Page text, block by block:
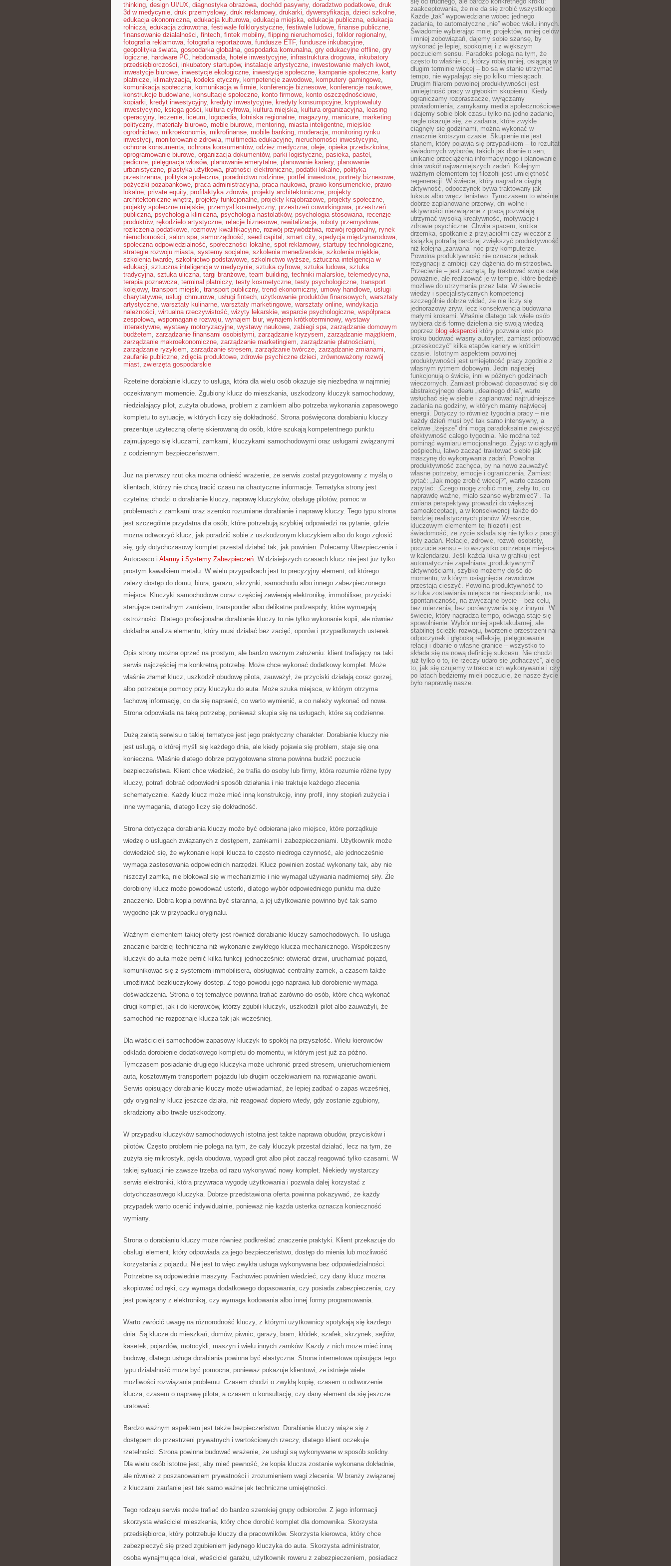
thinking, design UI/UX, diagnostyka obrazowa, dochód pasywny, doradztwo podatkowe, druk
3d w medycynie, druk przemysłowy, druk reklamowy, drukarki, dywersyfikacja, dzieci szkolne,
edukacja ekonomiczna, edukacja kulturowa, edukacja miejska, edukacja publiczna, edukacja
rolnicza, edukacja zdrowotna, festiwale folklorystyczne, festiwale ludowe, finanse publiczne,
finansowanie działalności, fintech, fintek mobilny, flipping nieruchomości, folklor regionalny,
fotografia reklamowa, fotografia reportażowa, fundusze ETF, fundusze inkubacyjne,
geopolityka świata, gospodarka globalna, gospodarka komunalna, gry edukacyjne offline, gry
logiczne, hardware PC, hebdomada, hotele inwestycyjne, infrastruktura drogowa, inkubatory
przedsiębiorczości, inkubatory startupów, instalacje artystyczne, inwestowanie małych kwot,
inwestycje biurowe, inwestycje ekologiczne, inwestycje społeczne, kampanie społeczne, karty
płatnicze, klimatyzacja, kodeks etyczny, kompetencje zawodowe, komputery gamingowe,
komunikacja społeczna, komunikacja w firmie, konferencje biznesowe, konferencje naukowe,
konstrukcje budowlane, konsultacje społeczne, konto firmowe, konto oszczędnościowe,
kopiarki, kredyt inwestycyjny, kredyty inwestycyjne, kredyty konsumpcyjne, kryptowaluty
inwestycyjne, księga gości, kultura cyfrowa, kultura miejska, kultura organizacyjna, leasing
operacyjny, leczenie, liceum, logopedia, lotniska regionalne, magazyny, manicure, marketing
polityczny, materiały biurowe, meble biurowe, mentoring, miasta inteligentne, miejskie
ogrodnictwo, mikroekonomia, mikrofinanse, mobile banking, moderacja, monitoring rynku
inwestycji, monitorowanie zdrowia, multimedia edukacyjne, nieruchomości inwestycyjne,
ochrona konsumenta, ochrona konsumentów, odzież medyczna, oleje, opieka przedszkolna,
oprogramowanie biurowe, organizacja dokumentów, parki logistyczne, pasieka, pastel ,
pedicure, pielęgnacja włosów, planowanie emerytalne, planowanie kariery, planowanie
urbanistyczne, plastyka użytkowa, płatności elektroniczne, podatki lokalne, polityka
przestrzenna, polityka społeczna, poradnictwo rodzinne, portfel inwestora, portrety biznesowe,
pożyczki pozabankowe, praca administracyjna, praca naukowa, prawo konsumenckie, prawo
lokalne, private equity, profilaktyka zdrowia, projekty architektoniczne, projekty
architektoniczne wnętrz, projekty funkcjonalne, projekty krajobrazowe, projekty społeczne,
projekty społeczne miejskie, przemysł kosmetyczny, przestrzeń coworkingowa, przestrzeń
publiczna, psychologia kliniczna, psychologia nastolatków, psychologia stosowana, recenzje
produktów, rękodzieło artystyczne, relacje biznesowe, rewitalizacja, roboty przemysłowe,
rozliczenia podatkowe, rozmowy kwalifikacyjne, rozwój przywództwa, rozwój regionalny, rynek
nieruchomości, salon spa, samorządność, seed capital , smart city, spedycja międzynarodowa,
społeczna odpowiedzialność, społeczności lokalne, spot reklamowy, startupy technologiczne,
strategie rozwoju miasta, systemy socjalne, szkolenia menedżerskie, szkolenia miękkie,
szkolenia twarde, szkolnictwo podstawowe, szkolnictwo wyższe, sztuczna inteligencja w
edukacji, sztuczna inteligencja w medycynie, sztuka cyfrowa, sztuka ludowa, sztuka
tradycyjna, sztuka uliczna, targi branżowe, team building, techniki malarskie, telemedycyna,
terapia poznawcza, terminal płatniczy, testy kosmetyczne, testy psychologiczne, transport
kolejowy, transport miejski, transport publiczny, trend ekonomiczny, umowy handlowe, usługi
charytatywne, usługi chmurowe, usługi fintech, użytkowanie produktów finansowych, warsztaty
artystyczne, warsztaty kulinarne, warsztaty marketingowe, warsztaty online, windykacja
należności, wirtualna rzeczywistość, wizyty lekarskie, wsparcie psychologiczne, współpraca
zespołowa, wspomaganie rozwoju, wynajem biur, wynajem krótkoterminowy, wystawy
interaktywne, wystawy motoryzacyjne, wystawy naukowe, zabiegi spa, zarządzanie domowym
budżetem, zarządzanie finansami osobistymi, zarządzanie kryzysem, zarządzanie majątkiem,
zarządzanie makroekonomiczne, zarządzanie marketingiem, zarządzanie płatnościami,
zarządzanie ryzykiem, zarządzanie stresem, zarządzanie twórcze, zarządzanie zmianami,
zaufanie publiczne, zdjęcia produktowe, zdrowie psychiczne dzieci, zrównoważony rozwój
miast, zwierzęta gospodarskie
Rzetelne dorabianie kluczy to usługa, która dla wielu osób okazuje się niezbędna w najmniej
oczekiwanym momencie. Zgubiony klucz do mieszkania, uszkodzony kluczyk samochodowy,
niedziałający pilot, zużyta obudowa, problem z zamkiem albo potrzeba wykonania zapasowego
kompletu to sytuacje, w których liczy się dokładność. Strona poświęcona dorabianiu kluczy
prezentuje użyteczną ofertę skierowaną do osób, które szukają kompetentnego punktu
zajmującego się kluczami, zamkami, kluczykami samochodowymi oraz usługami związanymi
z codziennym bezpieczeństwem.
Już na pierwszy rzut oka można odnieść wrażenie, że serwis został przygotowany z myślą o
klientach, którzy nie chcą tracić czasu na chaotyczne informacje. Tematyka strony jest
czytelna: chodzi o dorabianie kluczy, naprawę kluczyków, obsługę pilotów, pomoc w
problemach z zamkami oraz szeroko rozumiane dorabianie i naprawę kluczy. Tego typu strona
jest szczególnie przydatna dla osób, które potrzebują szybkiej odpowiedzi na pytanie, gdzie
można odtworzyć klucz, jak poradzić sobie z uszkodzonym kluczykiem albo do kogo zgłosić
się, gdy dotychczasowy komplet przestał działać tak, jak powinien. Polecamy Ubezpieczenia i
Autocasco i Alarmy i Systemy Zabezpieczeń. W dzisiejszych czasach klucz nie jest już tylko
prostym kawałkiem metalu. W wielu przypadkach jest to precyzyjny element, od którego
zależy dostęp do domu, biura, garażu, skrzynki, samochodu albo innego zabezpieczonego
miejsca. Kluczyki samochodowe coraz częściej zawierają elektronikę, immobiliser, przyciski
sterujące centralnym zamkiem, transponder albo delikatne podzespoły, które wymagają
ostrożności. Dlatego profesjonalne dorabianie kluczy to nie tylko wykonanie kopii, ale również
dokładna analiza elementu, który musi działać bez zacięć, oporów i przypadkowych usterek.
Opis strony można oprzeć na prostym, ale bardzo ważnym założeniu: klient trafiający na taki
serwis najczęściej ma konkretną potrzebę. Może chce wykonać dodatkowy komplet. Może
właśnie złamał klucz, uszkodził obudowę pilota, zauważył, że przyciski działają coraz gorzej,
albo potrzebuje pomocy przy kluczyku do auta. Może szuka miejsca, w którym otrzyma
fachową informację, co da się naprawić, co warto wymienić, a co należy wykonać od nowa.
Strona odpowiada na taką potrzebę, ponieważ skupia się na usługach, które są codzienne.
Dużą zaletą serwisu o takiej tematyce jest jego praktyczny charakter. Dorabianie kluczy nie
jest usługą, o której myśli się każdego dnia, ale kiedy pojawia się problem, staje się ona
konieczna. Właśnie dlatego dobrze przygotowana strona powinna budzić poczucie
bezpieczeństwa. Klient chce wiedzieć, że trafia do osoby lub firmy, która rozumie różne typy
kluczy, potrafi dobrać odpowiedni sposób działania i nie traktuje każdego zlecenia
schematycznie. Każdy klucz może mieć inną konstrukcję, inny profil, inny stopień zużycia i
inne wymagania, dlatego liczy się dokładność.
Strona dotycząca dorabiania kluczy może być odbierana jako miejsce, które porządkuje
wiedzę o usługach związanych z dostępem, zamkami i zabezpieczeniami. Użytkownik może
dowiedzieć się, że wykonanie kopii klucza to często niedroga czynność, ale jednocześnie
wymaga zastosowania odpowiednich narzędzi. Klucz powinien zostać wykonany tak, aby nie
niszczył zamka, nie blokował się w mechanizmie i nie wymagał używania nadmiernej siły. Źle
dorobiony klucz może powodować usterki, dlatego wybór odpowiedniego punktu ma duże
znaczenie. Dobra kopia powinna być staranna, a jej użytkowanie powinno być tak samo
wygodne jak w przypadku oryginału.
Ważnym elementem takiej oferty jest również dorabianie kluczy samochodowych. To usługa
znacznie bardziej techniczna niż wykonanie zwykłego klucza mechanicznego. Współczesny
kluczyk do auta może pełnić kilka funkcji jednocześnie: otwierać drzwi, uruchamiać pojazd,
komunikować się z systemem immobilisera, obsługiwać centralny zamek, a czasem także
umożliwiać bezkluczykowy dostęp. Z tego powodu jego naprawa lub dorobienie wymaga
doświadczenia. Strona o tej tematyce powinna trafiać zarówno do osób, które chcą wykonać
drugi komplet, jak i do kierowców, którzy zgubili kluczyk, uszkodzili pilot albo zauważyli, że
samochód nie rozpoznaje klucza tak jak wcześniej.
Dla właścicieli samochodów zapasowy kluczyk to spokój na przyszłość. Wielu kierowców
odkłada dorobienie dodatkowego kompletu do momentu, w którym jest już za późno.
Tymczasem posiadanie drugiego kluczyka może uchronić przed stresem, unieruchomieniem
auta, kosztownym transportem pojazdu lub długim oczekiwaniem na rozwiązanie awarii.
Serwis opisujący dorabianie kluczy może uświadamiać, że lepiej zadbać o zapas wcześniej,
gdy oryginalny klucz jeszcze działa, niż reagować dopiero wtedy, gdy zostanie zgubiony,
skradziony albo trwale uszkodzony.
W przypadku kluczyków samochodowych istotna jest także naprawa obudów, przycisków i
pilotów. Często problem nie polega na tym, że cały kluczyk przestał działać, lecz na tym, że
zużyła się mikrostyk, pękła obudowa, wypadł grot albo pilot zaczął reagować tylko czasami. W
takiej sytuacji nie zawsze trzeba od razu wykonywać nowy komplet. Niekiedy wystarczy
serwis elektroniki, która przywraca wygodę użytkowania i pozwala dalej korzystać z
dotychczasowego kluczyka. Dobrze przedstawiona oferta powinna pokazywać, że każdy
przypadek warto ocenić indywidualnie, ponieważ nie każda usterka oznacza konieczność
wymiany.
Strona o dorabianiu kluczy może również podkreślać znaczenie praktyki. Klient przekazuje do
obsługi element, który odpowiada za jego bezpieczeństwo, dostęp do mienia lub możliwość
korzystania z pojazdu. Nie jest to więc zwykła usługa wykonywana bez odpowiedzialności.
Potrzebne są odpowiednie maszyny. Fachowiec powinien wiedzieć, czy dany klucz można
skopiować od ręki, czy wymaga dodatkowego dopasowania, czy posiada zabezpieczenia, czy
jest powiązany z elektroniką, czy wymaga kodowania albo innej formy programowania.
Warto zwrócić uwagę na różnorodność kluczy, z którymi użytkownicy spotykają się każdego
dnia. Są klucze do mieszkań, domów, piwnic, garaży, bram, kłódek, szafek, skrzynek, sejfów,
kasetek, pojazdów, motocykli, maszyn i wielu innych zamków. Każdy z nich może mieć inną
budowę, dlatego usługa dorabiania powinna być elastyczna. Strona internetowa opisująca tego
typu działalność może być pomocna, ponieważ pokazuje klientowi, że istnieje wiele
możliwości rozwiązania problemu. Czasem chodzi o zwykłą kopię, czasem o odtworzenie
klucza, czasem o naprawę pilota, a czasem o konsultację, czy dany element da się jeszcze
uratować.
Bardzo ważnym aspektem jest także bezpieczeństwo. Dorabianie kluczy wiąże się z
dostępem do przestrzeni prywatnych i wartościowych rzeczy, dlatego klient oczekuje
rzetelności. Strona powinna budować wrażenie, że usługi są wykonywane w sposób solidny.
Dla wielu osób istotne jest, aby mieć pewność, że kopia klucza zostanie wykonana dokładnie,
ale również z poszanowaniem prywatności i zrozumieniem wagi zlecenia. W branży związanej
z kluczami zaufanie jest tak samo ważne jak techniczne umiejętności.
Tego rodzaju serwis może trafiać do bardzo szerokiej grupy odbiorców. Z jego informacji
skorzysta właściciel mieszkania, który chce dorobić komplet dla domownika. Skorzysta
przedsiębiorca, który potrzebuje kluczy dla pracowników. Skorzysta kierowca, który chce
zabezpieczyć się przed zgubieniem jedynego kluczyka do auta. Skorzysta administrator,
osoba wynajmująca lokal, właściciel garażu, użytkownik roweru z zabezpieczeniem, posiadacz
zaakceptowania, że nie da się zrobić wszystkiego.
Każde „tak” wypowiedziane wobec jednego
zadania, to automatyczne „nie” wobec wielu innych.
Świadomie wybierając mniej projektów, mniej celów
i mniej zobowiązań, dajemy sobie szansę, by
wykonać je lepiej, spokojniej i z większym
poczuciem sensu. Paradoks polega na tym, że
często to właśnie ci, którzy robią mniej, osiągają w
długim terminie więcej – bo są w stanie utrzymać
tempo, nie wypalając się po kilku miesiącach.
Drugim filarem powolnej produktywności jest
umiejętność pracy w głębokim skupieniu. Kiedy
ograniczamy rozpraszacze, wyłączamy
powiadomienia, zamykamy media społecznościowe
i dajemy sobie blok czasu tylko na jedno zadanie,
nagle okazuje się, że zadania, które zwykle
ciągnęły się godzinami, można wykonać w
znacznie krótszym czasie. Skupienie nie jest
stanem, który pojawia się przypadkiem – to rezultat
świadomych wyborów, takich jak dbanie o sen,
unikanie przeciążenia informacyjnego i planowanie
dnia wokół najważniejszych zadań. Kolejnym
ważnym elementem tej filozofii jest umiejętność
regeneracji. W świecie, który nagradza ciągłą
aktywność, odpoczynek bywa traktowany jak
luksus albo wręcz lenistwo. Tymczasem to właśnie
dobrze zaplanowane przerwy, dni wolne i
aktywności niezwiązane z pracą pozwalają
utrzymać wysoką kreatywność, motywację i
zdrowie psychiczne. Chwila spaceru, krótka
drzemka, spotkanie z przyjaciółmi czy wieczór z
książką potrafią bardziej zwiększyć produktywność
niż kolejna „zarwana” noc przy komputerze.
Powolna produktywność nie oznacza jednak
rezygnacji z ambicji czy dążenia do mistrzostwa.
Przeciwnie – jest zachętą, by traktować swoje cele
poważnie, ale realizować je w tempie, które będzie
możliwe do utrzymania przez lata. W świecie
wiedzy i specjalistycznych kompetencji
szczególnie dobrze widać, że nie liczy się
jednorazowy zryw, lecz konsekwencja budowana
małymi krokami. Właśnie dlatego tak wiele osób
wybiera dziś formę dzielenia się swoją wiedzą
poprzez blog ekspercki który pozwala krok po
kroku budować własny autorytet, zamiast próbować
„przeskoczyć” kilka etapów kariery w krótkim
czasie. Istotnym aspektem powolnej
produktywności jest umiejętność pracy zgodnie z
własnym rytmem dobowym. Jedni najlepiej
funkcjonują o świcie, inni w późnych godzinach
wieczornych. Zamiast próbować dopasować się do
abstrakcyjnego ideału „idealnego dnia”, warto
wsłuchać się w siebie i zaplanować najtrudniejsze
zadania na godziny, w których mamy najwięcej
energii. Dotyczy to również tygodnia pracy – nie
każdy dzień musi być tak samo intensywny, a
celowe „lżejsze” dni mogą paradoksalnie zwiększyć
efektywność całego tygodnia. Nie można też
pominąć wymiaru emocjonalnego. Żyjąc w ciągłym
pośpiechu, łatwo zacząć traktować siebie jak
maszynę do wykonywania zadań. Powolna
produktywność zachęca, by na nowo zauważyć
własne potrzeby, emocje i ograniczenia. Zamiast
pytać: „Jak mogę zrobić więcej?”, warto czasem
zapytać: „Czego mogę zrobić mniej, żeby to, co
naprawdę ważne, miało szansę wybrzmieć?”. Ta
zmiana perspektywy prowadzi do większej
samoakceptacji, a w konsekwencji także do
bardziej realistycznych planów. Wreszcie,
kluczowym elementem tej filozofii jest
świadomość, że życie składa się nie tylko z pracy i
listy zadań. Relacje, zdrowie, rozwój osobisty,
poczucie sensu – to wszystko potrzebuje miejsca
w kalendarzu. Jeśli każda luka w grafiku jest
automatycznie zapełniana „produktywnymi”
aktywnościami, szybko możemy dojść do
momentu, w którym osiągnięcia zawodowe
przestają cieszyć. Powolna produktywność to
sztuka zostawiania miejsca na niespodzianki, na
spontaniczność, na zwyczajne bycie – bez celu,
bez mierzenia, bez porównywania się z innymi. W
świecie, który nagradza tempo, odwagą staje się
spowolnienie. Wybór mniej spektakularnej, ale
stabilnej ścieżki rozwoju, tworzenie przestrzeni na
odpoczynek i głęboką refleksję, pielęgnowanie
relacji i dbanie o własne granice – wszystko to
składa się na nową definicję sukcesu. Nie chodzi
już tylko o to, ile rzeczy udało się „odhaczyć”, ale o
to, jak się czujemy w trakcie ich wykonywania i czy
po latach będziemy mieli poczucie, że nasze życie
było naprawdę nasze.